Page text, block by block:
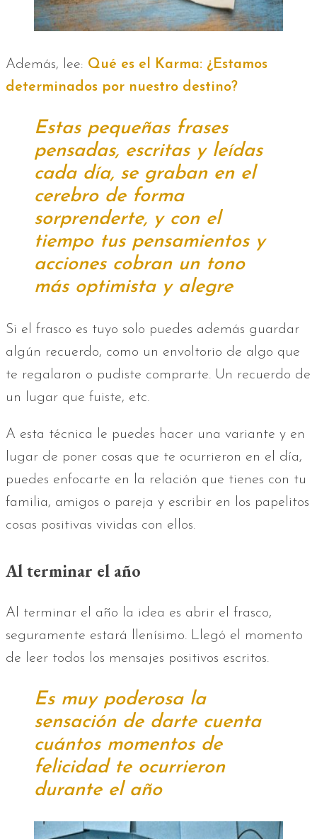
Además, lee: Qué es el Karma: ¿Estamos
determinados por nuestro destino?
Estas pequeñas frases
pensadas, escritas y leídas
cada día, se graban en el
cerebro de forma
sorprenderte, y con el
tiempo tus pensamientos y
acciones cobran un tono
más optimista y alegre
Si el frasco es tuyo solo puedes además guardar
algún recuerdo, como un envoltorio de algo que
te regalaron o pudiste comprarte. Un recuerdo de
un lugar que fuiste, etc.
A esta técnica le puedes hacer una variante y en
lugar de poner cosas que te ocurrieron en el día,
puedes enfocarte en la relación que tienes con tu
familia, amigos o pareja y escribir en los papelitos
cosas positivas vividas con ellos.
Al terminar el año
Al terminar el año la idea es abrir el frasco,
seguramente estará llenísimo. Llegó el momento
de leer todos los mensajes positivos escritos.
Es muy poderosa la
sensación de darte cuenta
cuántos momentos de
felicidad te ocurrieron
durante el año